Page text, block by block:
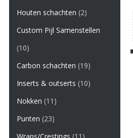
Houten schachten (2)
Custom Pijl Samenstellen
(10)
Carbon schachten (19)
Inserts & outserts (10)
Nokken (11)
Punten (23)